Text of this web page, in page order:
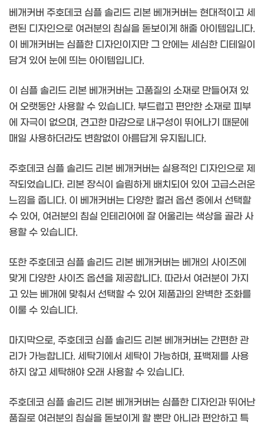
베개커버 주호데코 심플 솔리드 리본 베개커버는 현대적이고 세
련된 디자인으로 여러분의 침실을 돋보이게 해줄 아이템입니다.
이 베개커버는 심플한 디자인이지만 그 안에는 세심한 디테일이
담겨 있어 눈에 띄는 아이템입니다.
이 심플 솔리드 리본 베개커버는 고품질의 소재로 만들어져 있
어 오랫동안 사용할 수 있습니다. 부드럽고 편안한 소재로 피부
에 자극이 없으며, 견고한 마감으로 내구성이 뛰어나기 때문에
매일 사용하더라도 변함없이 아름답게 유지됩니다.
주호데코 심플 솔리드 리본 베개커버는 실용적인 디자인으로 제
작되었습니다. 리본 장식이 슬림하게 배치되어 있어 고급스러운
느낌을 줍니다. 이 베개커버는 다양한 컬러 옵션 중에서 선택할
수 있어, 여러분의 침실 인테리어에 잘 어울리는 색상을 골라 사
용할 수 있습니다.
또한 주호데코 심플 솔리드 리본 베개커버는 베개의 사이즈에
맞게 다양한 사이즈 옵션을 제공합니다. 따라서 여러분이 가지
고 있는 베개에 맞춰서 선택할 수 있어 제품과의 완벽한 조화를
이룰 수 있습니다.
마지막으로, 주호데코 심플 솔리드 리본 베개커버는 간편한 관
리가 가능합니다. 세탁기에서 세탁이 가능하며, 표백제를 사용
하지 않고 세탁해야 오래 사용할 수 있습니다.
주호데코 심플 솔리드 리본 베개커버는 심플한 디자인과 뛰어난
품질로 여러분의 침실을 돋보이게 할 뿐만 아니라 편안하고 특